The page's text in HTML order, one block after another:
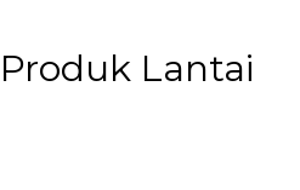
Lantai